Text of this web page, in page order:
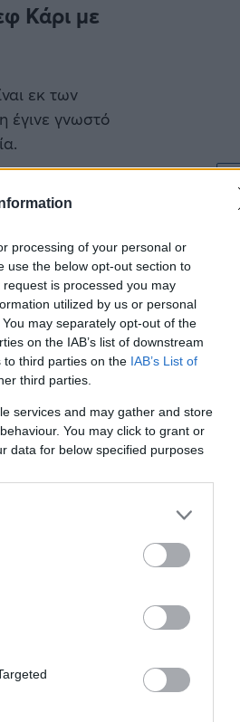
processing of your personal or
use the below opt-out section to
is processed you may
utilized by us or personal
may separately opt-out of the
on the IAB’s list of downstream
to third parties on the IAB’s List of
third parties.
services and may gather and store
You may click to grant or
data for below specified purposes
Κάρι με
εκ των
έγινε γνωστό
χορηγίας
Η Li-Ning
μάρκα του,
η νέα
προσφορές